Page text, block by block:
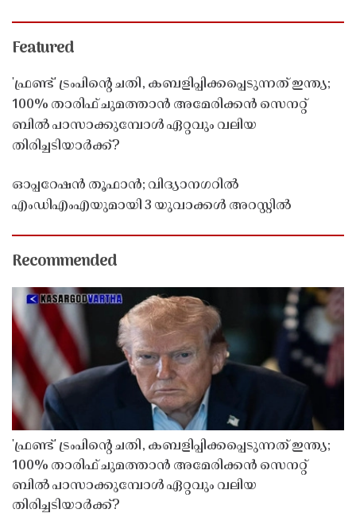
Featured
'ഫ്രണ്ട്' ട്രംപിന്റെ ചതി, കബളിപ്പിക്കപ്പെടുന്നത് ഇന്ത്യ;
100% താരിഫ് ചുമത്താൻ അമേരിക്കൻ സെനറ്റ്
ബിൽ പാസാക്കുമ്പോൾ ഏറ്റവും വലിയ
തിരിച്ചടിയാർക്ക്?
ഓപ്പറേഷൻ തൂഫാൻ; വിദ്യാനഗറിൽ
എംഡിഎംഎയുമായി 3 യുവാക്കൾ അറസ്റ്റിൽ
Recommended
'ഫ്രണ്ട്' ട്രംപിന്റെ ചതി, കബളിപ്പിക്കപ്പെടുന്നത് ഇന്ത്യ;
100% താരിഫ് ചുമത്താൻ അമേരിക്കൻ സെനറ്റ്
ബിൽ പാസാക്കുമ്പോൾ ഏറ്റവും വലിയ
തിരിച്ചടിയാർക്ക്?